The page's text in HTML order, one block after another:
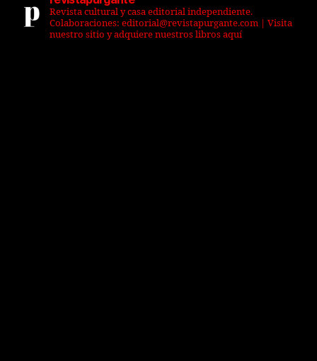
Revista cultural y casa editorial independiente.
Colaboraciones: editorial@revistapurgante.com | Visita
nuestro sitio y adquiere nuestros libros aquí